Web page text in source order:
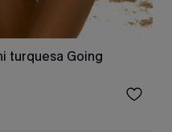
turquesa Going